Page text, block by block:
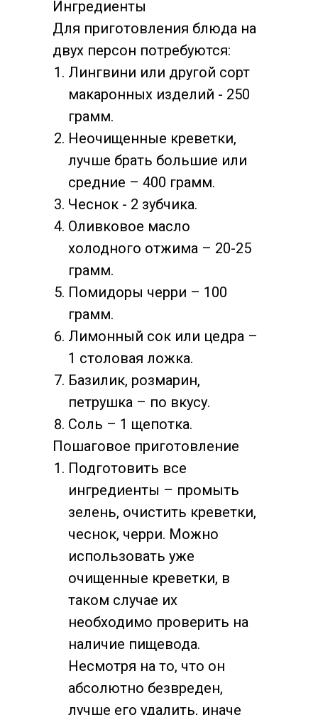
Ингредиенты
Для приготовления блюда на
двух персон потребуются:
Лингвини или другой сорт
макаронных изделий - 250
грамм.
Неочищенные креветки,
лучше брать большие или
средние – 400 грамм.
Чеснок - 2 зубчика.
Оливковое масло
холодного отжима – 20-25
грамм.
Помидоры черри – 100
грамм.
Лимонный сок или цедра –
1 столовая ложка.
Базилик, розмарин,
петрушка – по вкусу.
Соль – 1 щепотка.
Пошаговое приготовление
Подготовить все
ингредиенты – промыть
зелень, очистить креветки,
чеснок, черри. Можно
использовать уже
очищенные креветки, в
таком случае их
необходимо проверить на
наличие пищевода.
Несмотря на то, что он
абсолютно безвреден,
лучше его удалить, иначе